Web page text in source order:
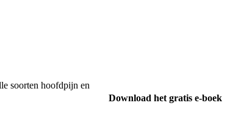
Download het gratis e-boek
soorten hoofdpijn en